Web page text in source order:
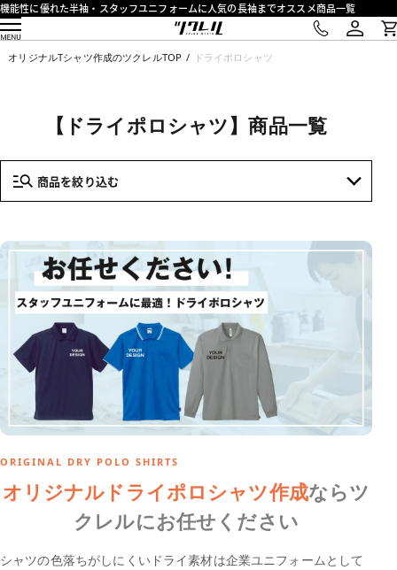
機能性に優れた半袖・スタッフユニフォームに人気の長袖までオススメ商品一覧
オリジナルTシャツ作成のツクレルTOP ドライポロシャツ
【ドライポロシャツ】商品一覧
商品を絞り込む
ORIGINAL DRY POLO SHIRTS
オリジナルドライポロシャツ作成ならツ
クレルにお任せください
シャツの色落ちがしにくいドライ素材は企業ユニフォームとして